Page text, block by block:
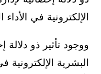
الإلكترونية في
ووجود تأثير ذو دلالة
البشرية